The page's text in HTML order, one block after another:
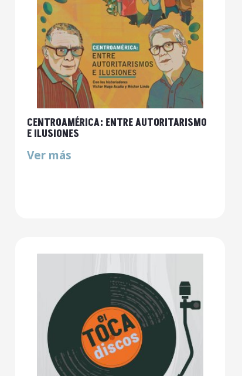
CENTROAMÉRICA: ENTRE AUTORITARISMO
E ILUSIONES
Ver más